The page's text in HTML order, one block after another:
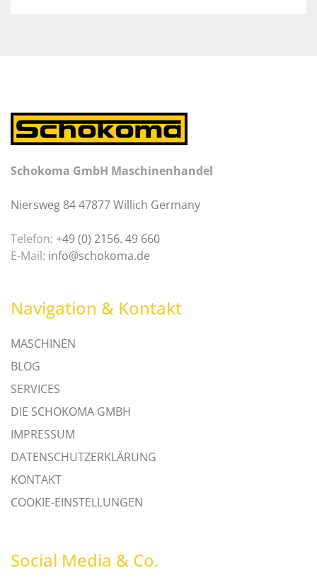
Schokoma GmbH Maschinenhandel
Niersweg 84 47877 Willich Germany
Telefon: +49 (0) 2156. 49 660
E-Mail: info@schokoma.de
Navigation & Kontakt
MASCHINEN
BLOG
SERVICES
DIE SCHOKOMA GMBH
IMPRESSUM
DATENSCHUTZERKLÄRUNG
KONTAKT
COOKIE-EINSTELLUNGEN
Social Media & Co.